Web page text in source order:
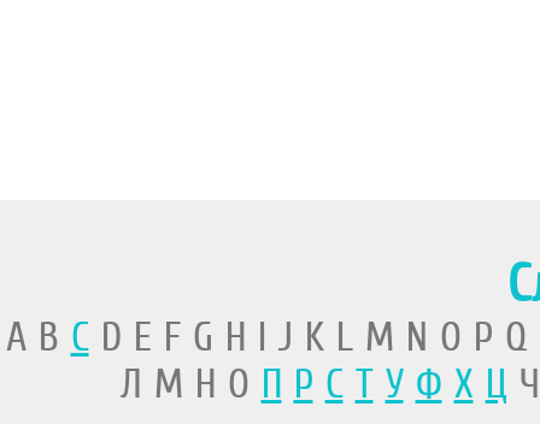
A B CD E F G H I J K L M N O P
Л М Н О П Р С Т У Ф Х Ц